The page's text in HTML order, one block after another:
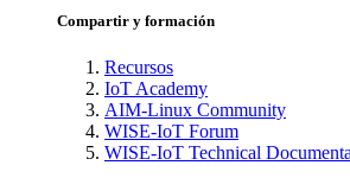
Compartir y formación
Recursos
IoT Academy
AIM-Linux Community
WISE-IoT Forum
WISE-IoT Technical